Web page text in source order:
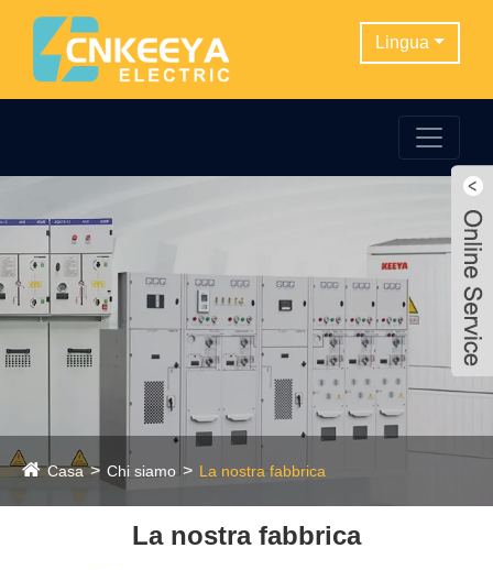
Lingua
Casa Chi siamo La nostra fabbrica
La nostra fabbrica